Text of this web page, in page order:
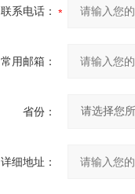
联系电话：
常用邮箱：
省份：
详细地址：